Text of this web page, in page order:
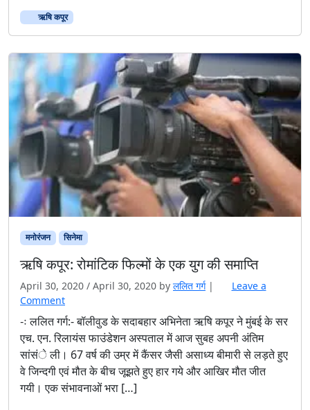
ऋषि कपूर
मनोरंजन सिनेमा
ऋषि कपूर: रोमांटिक फिल्मों के एक युग की समाप्ति
April 30, 2020 / April 30, 2020 by ललित गर्ग |
Leave a
Comment
-ः ललित गर्ग:- बॉलीवुड के सदाबहार अभिनेता ऋषि कपूर ने मुंबई के सर
एच. एन. रिलायंस फाउंडेशन अस्पताल में आज सुबह अपनी अंतिम
सांसंे ली। 67 वर्ष की उम्र में कैंसर जैसी असाध्य बीमारी से लड़ते हुए
वे जिन्दगी एवं मौत के बीच जूझते हुए हार गये और आखिर मौत जीत
गयी। एक संभावनाओं भरा […]